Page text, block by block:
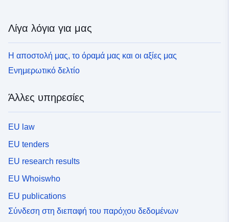
Λίγα λόγια για μας
Η αποστολή μας, το όραμά μας και οι αξίες μας
Ενημερωτικό δελτίο
Άλλες υπηρεσίες
EU law
EU tenders
EU research results
EU Whoiswho
EU publications
Σύνδεση στη διεπαφή του παρόχου δεδομένων